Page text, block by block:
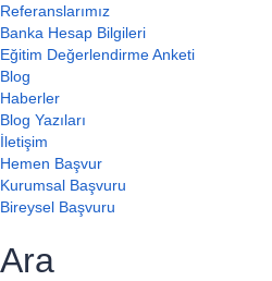
Referanslarımız
Banka Hesap Bilgileri
Eğitim Değerlendirme Anketi
Blog
Haberler
Blog Yazıları
İletişim
Hemen Başvur
Kurumsal Başvuru
Bireysel Başvuru
Ara